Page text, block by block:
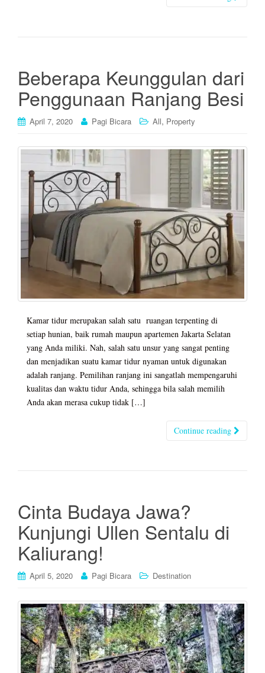
Beberapa Keunggulan dari
Penggunaan Ranjang Besi
April 7, 2020 Pagi Bicara All, Property
Kamar tidur merupakan salah satu ruangan terpenting di
setiap hunian, baik rumah maupun apartemen Jakarta Selatan
yang Anda miliki. Nah, salah satu unsur yang sangat penting
dan menjadikan suatu kamar tidur nyaman untuk digunakan
adalah ranjang. Pemilihan ranjang ini sangatlah mempengaruhi
kualitas dan waktu tidur Anda, sehingga bila salah memilih
Anda akan merasa cukup tidak […]
Continue reading
Cinta Budaya Jawa?
Kunjungi Ullen Sentalu di
Kaliurang!
April 5, 2020 Pagi Bicara Destination